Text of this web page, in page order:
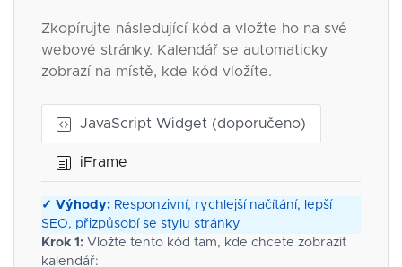
Zkopírujte následující kód a vložte ho na své
webové stránky. Kalendář se automaticky
zobrazí na místě, kde kód vložíte.
JavaScript Widget (doporučeno)
iFrame
✓ Výhody: Responzivní, rychlejší načítání, lepší
SEO, přizpůsobí se stylu stránky
Krok 1: Vložte tento kód tam, kde chcete zobrazit
kalendář: